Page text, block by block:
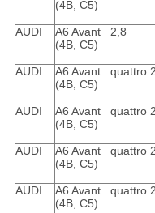
(4B, C5)
AUDI
A6 Avant
(4B, C5)
2,8
AUDI
A6 Avant
(4B, C5)
quattro
AUDI
A6 Avant
(4B, C5)
quattro
AUDI
A6 Avant
(4B, C5)
quattro
AUDI
A6 Avant
(4B, C5)
quattro